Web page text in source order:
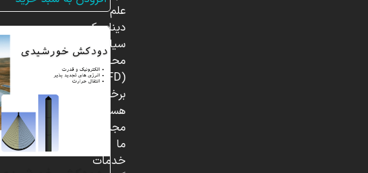
علم
دینامیک
سیالات
محاسباتی
(CFD)
برخوردار
هستند.
مجموعه
ما
خدمات